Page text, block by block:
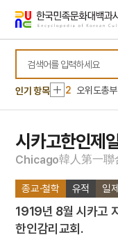
바로가기
바로가기
인기 항목
10 용주사 대
1 손곡산인전
2
오위도총부
3 완당인보
4
일제강점기
5 허후
김구
8 박장현
9 용비어천가
시카고한인제
Chicago韓 人第一聯
종교·철학 유적 일
1919년 8월 시카고
한인감리교회.